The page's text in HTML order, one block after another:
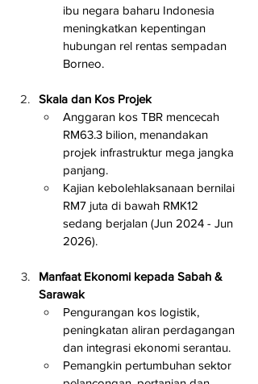
ibu negara baharu Indonesia
meningkatkan kepentingan
hubungan rel rentas sempadan
Borneo.
Skala dan Kos Projek
Anggaran kos TBR mencecah
RM63.3 bilion, menandakan
projek infrastruktur mega jangka
panjang.
Kajian kebolehlaksanaan bernilai
RM7 juta di bawah RMK12
sedang berjalan (Jun 2024 - Jun
2026).
Manfaat Ekonomi kepada Sabah &
Sarawak
Pengurangan kos logistik,
peningkatan aliran perdagangan
dan integrasi ekonomi serantau.
Pemangkin pertumbuhan sektor